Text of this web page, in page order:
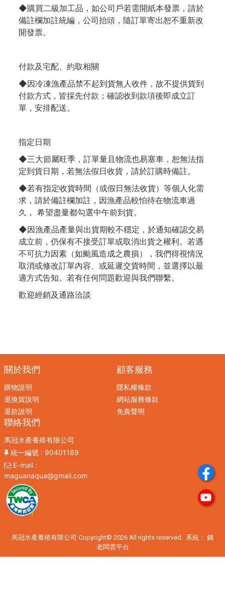
◆購買二級加工品，如公司戶若需開紙本發票，請於
備註欄加註統編，公司抬頭，隨訂單寄出恕不重新改
開發票。
付款及宅配、約取相關
◆因冷凍漁產品禁不起到貨無人收件，故不提供貨到
付款方式，皆採先付款；確認收到款項後即成立訂
單，安排配送。
指定日期
◆三大節屬旺季，訂單量且物流也易塞車，恕無法指
定到貨日期，若無法假日收貨，請於訂購時備註。
◆若有指定收貨時間（或假日無法收貨）等個人化需
求，請於備註欄加註，因漁產品較怕待在物流車過
久， 希望盡量都勾選中午前到貨。
◆因漁產品產量與出貨期較不穩定，於通知確認交易
成立前，仍保有不接受訂單或取消出貨之權利。若遇
不可抗力因素（如颱風造成之農損），我們得視情況
取消或修改訂單內容、或延遲交貨時間，並選擇以最
適方式告知。若有任何問題歡迎與我們聯繫。
歡迎經銷及通路洽談
關於我們
購物說明
退換貨說明
退款說明
顧客服務
隱私權條款
網站服務條款
免責聲明
聯絡我們
馬冠水產養殖有限公司
統一編號 : 90401189
E-mail:
maguanaqua@gmail.com
馬冠水產養殖有限公司 Copyright© 2026 All rights reserved. 系統： 錢
老闆雲平台